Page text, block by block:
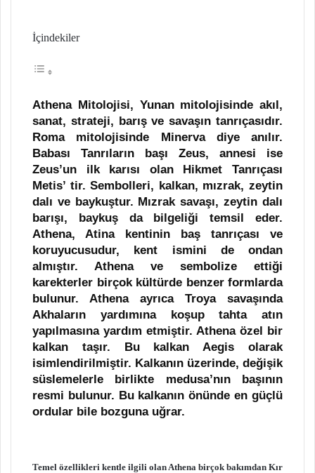
İçindekiler
Athena Mitolojisi, Yunan mitolojisinde akıl,
sanat, strateji, barış ve savaşın tanrıçasıdır.
Roma mitolojisinde Minerva diye anılır.
Babası Tanrıların başı Zeus, annesi ise
Zeus’un ilk karısı olan Hikmet Tanrıçası
Metis’ tir. Sembolleri, kalkan, mızrak, zeytin
dalı ve baykuştur. Mızrak savaşı, zeytin dalı
barışı, baykuş da bilgeliği temsil eder.
Athena, Atina kentinin baş tanrıçası ve
koruyucusudur, kent ismini de ondan
almıştır. Athena ve sembolize ettiği
karekterler birçok kültürde benzer formlarda
bulunur. Athena ayrıca Troya savaşında
Akhaların yardımına koşup tahta atın
yapılmasına yardım etmiştir. Athena özel bir
kalkan taşır. Bu kalkan Aegis olarak
isimlendirilmiştir. Kalkanın üzerinde, değişik
süslemelerle birlikte medusa’nın başının
resmi bulunur. Bu kalkanın önünde en güçlü
ordular bile bozguna uğrar.
Temel özellikleri kentle ilgili olan Athena birçok bakımdan Kır